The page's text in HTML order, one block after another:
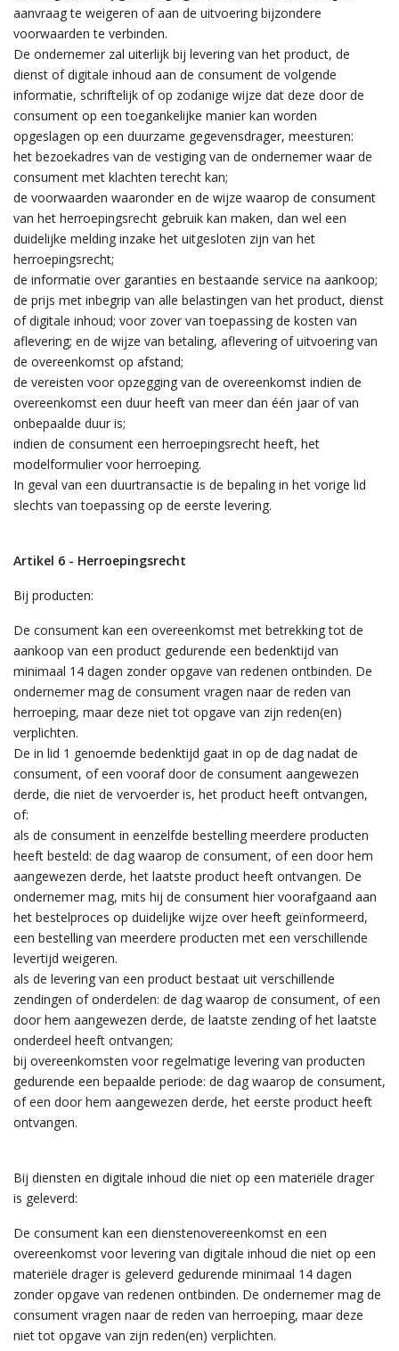
aanvraag te weigeren of aan de uitvoering bijzondere
voorwaarden te verbinden.
De ondernemer zal uiterlijk bij levering van het product, de
dienst of digitale inhoud aan de consument de volgende
informatie, schriftelijk of op zodanige wijze dat deze door de
consument op een toegankelijke manier kan worden
opgeslagen op een duurzame gegevensdrager, meesturen:
het bezoekadres van de vestiging van de ondernemer waar de
consument met klachten terecht kan;
de voorwaarden waaronder en de wijze waarop de consument
van het herroepingsrecht gebruik kan maken, dan wel een
duidelijke melding inzake het uitgesloten zijn van het
herroepingsrecht;
de informatie over garanties en bestaande service na aankoop;
de prijs met inbegrip van alle belastingen van het product, dienst
of digitale inhoud; voor zover van toepassing de kosten van
aflevering; en de wijze van betaling, aflevering of uitvoering van
de overeenkomst op afstand;
de vereisten voor opzegging van de overeenkomst indien de
overeenkomst een duur heeft van meer dan één jaar of van
onbepaalde duur is;
indien de consument een herroepingsrecht heeft, het
modelformulier voor herroeping.
In geval van een duurtransactie is de bepaling in het vorige lid
slechts van toepassing op de eerste levering.
Artikel 6 - Herroepingsrecht
Bij producten:
De consument kan een overeenkomst met betrekking tot de
aankoop van een product gedurende een bedenktijd van
minimaal 14 dagen zonder opgave van redenen ontbinden. De
ondernemer mag de consument vragen naar de reden van
herroeping, maar deze niet tot opgave van zijn reden(en)
verplichten.
De in lid 1 genoemde bedenktijd gaat in op de dag nadat de
consument, of een vooraf door de consument aangewezen
derde, die niet de vervoerder is, het product heeft ontvangen,
of:
als de consument in eenzelfde bestelling meerdere producten
heeft besteld: de dag waarop de consument, of een door hem
aangewezen derde, het laatste product heeft ontvangen. De
ondernemer mag, mits hij de consument hier voorafgaand aan
het bestelproces op duidelijke wijze over heeft geïnformeerd,
een bestelling van meerdere producten met een verschillende
levertijd weigeren.
als de levering van een product bestaat uit verschillende
zendingen of onderdelen: de dag waarop de consument, of een
door hem aangewezen derde, de laatste zending of het laatste
onderdeel heeft ontvangen;
bij overeenkomsten voor regelmatige levering van producten
gedurende een bepaalde periode: de dag waarop de consument,
of een door hem aangewezen derde, het eerste product heeft
ontvangen.
Bij diensten en digitale inhoud die niet op een materiële drager
is geleverd:
De consument kan een dienstenovereenkomst en een
overeenkomst voor levering van digitale inhoud die niet op een
materiële drager is geleverd gedurende minimaal 14 dagen
zonder opgave van redenen ontbinden. De ondernemer mag de
consument vragen naar de reden van herroeping, maar deze
niet tot opgave van zijn reden(en) verplichten.